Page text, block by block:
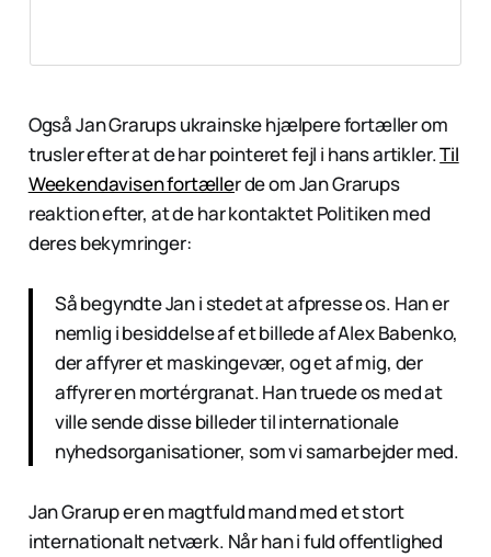
Også Jan Grarups ukrainske hjælpere fortæller om
trusler efter at de har pointeret fejl i hans artikler.Til
Weekendavisen fortæller de om Jan Grarups
reaktion efter, at de har kontaktet Politiken med
deres bekymringer:
Så begyndte Jan i stedet at afpresse os. Han er
nemlig i besiddelse af et billede af Alex Babenko,
der affyrer et maskingevær, og et af mig, der
affyrer en mortérgranat. Han truede os med at
ville sende disse billeder til internationale
nyhedsorganisationer, som vi samarbejder med.
Jan Grarup er en magtfuld mand med et stort
internationalt netværk. Når han i fuld offentlighed